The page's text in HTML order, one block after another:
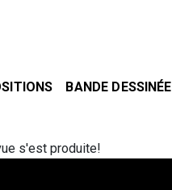
BANDE DESSINÉE
s'est produite!